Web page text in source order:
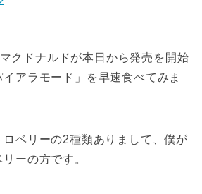
クドナルドが本日から発売を開始
アラモード」を早速食べてみま
ベリーの2種類ありまして、僕が
ーの方です。